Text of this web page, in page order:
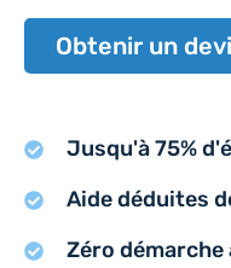
Obtenir un
Jusqu'à 75%
Aide déduites
Zéro